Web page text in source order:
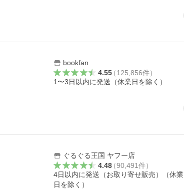
bookfan
4.55（125,856件）
1〜3日以内に発送（休業日を除く）
ぐるぐる王国 ヤフー店
4.48（90,491件）
4日以内に発送（お取り寄せ販売）（休業
日を除く）